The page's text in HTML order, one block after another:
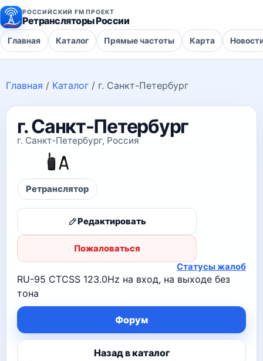
РОССИЙСКИЙ FM ПРОЕКТ
Ретрансляторы России
Главная Каталог Прямые частоты Карта
Главная / Каталог / г. Санкт-Петербург
г. Санкт-Петербург
г. Санкт-Петербург, Россия
Ретранслятор
Редактировать
Пожаловаться
Статусы жалоб
RU-95 CTCSS 123.0Hz на вход, на выходе без
тона
Форум
Назад в каталог